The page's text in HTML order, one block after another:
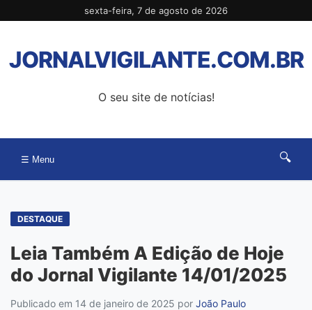
para
conteúdo
sexta-feira, 7 de agosto de 2026
JORNALVIGILANTE.COM.BR
O seu site de notícias!
☰ Menu 🔍
DESTAQUE
Leia Também A Edição de Hoje
do Jornal Vigilante 14/01/2025
Publicado em 14 de janeiro de 2025 por João Paulo